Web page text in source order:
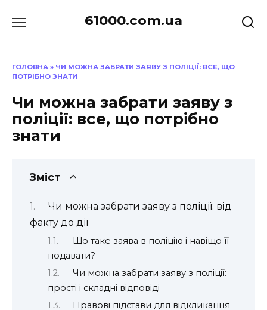
до
61000.com.ua
ГОЛОВНА » ЧИ МОЖНА ЗАБРАТИ ЗАЯВУ З ПОЛІЦІЇ: ВСЕ, ЩО
ПОТРІБНО ЗНАТИ
Чи можна забрати заяву з
поліції: все, що потрібно
знати
Зміст
Чи можна забрати заяву з поліції: від
факту до дії
Що таке заява в поліцію і навіщо її
подавати?
Чи можна забрати заяву з поліції:
прості і складні відповіді
Правові підстави для відкликання